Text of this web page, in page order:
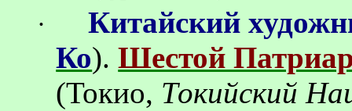
·
Китайский
Ко).Шестой
(Токио, Токийский